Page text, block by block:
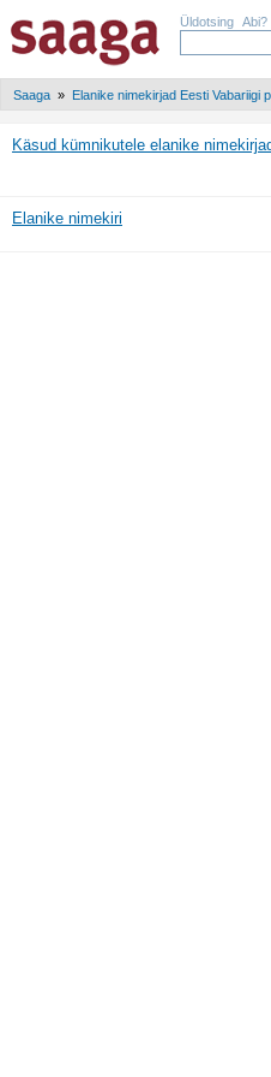
Üldotsing Abi?
Saaga » Elanike nimekirjad Eesti Vabariigi
Käsud kümnikutele elanike
Elanike nimekiri